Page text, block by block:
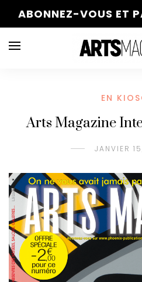
ABONNEZ-VOUS ET
EN
Arts Magazine
JANVIER